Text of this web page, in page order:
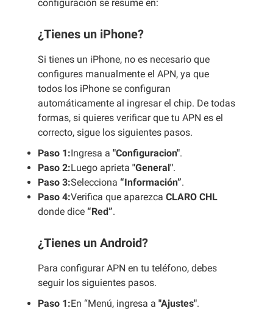
configuración se resume en:
¿Tienes un iPhone?
Si tienes un iPhone, no es necesario que
configures manualmente el APN, ya que
todos los iPhone se configuran
automáticamente al ingresar el chip. De todas
formas, si quieres verificar que tu APN es el
correcto, sigue los siguientes pasos.
Paso 1:Ingresa a "Configuracion".
Paso 2:Luego aprieta "General".
Paso 3:Selecciona “Información”.
Paso 4:Verifica que aparezca CLARO CHL
donde dice “Red”.
¿Tienes un Android?
Para configurar APN en tu teléfono, debes
seguir los siguientes pasos.
Paso 1:En “Menú, ingresa a "Ajustes".